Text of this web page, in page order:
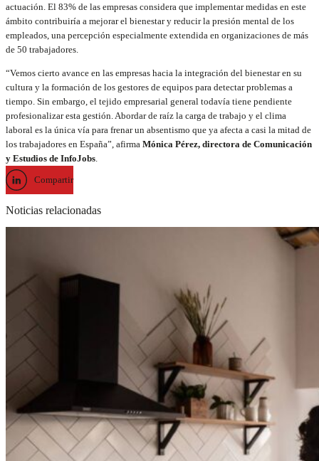
actuación. El 83% de las empresas considera que implementar medidas en este
ámbito contribuiría a mejorar el bienestar y reducir la presión mental de los
empleados, una percepción especialmente extendida en organizaciones de más
de 50 trabajadores.
“Vemos cierto avance en las empresas hacia la integración del bienestar en su
cultura y la formación de los gestores de equipos para detectar problemas a
tiempo. Sin embargo, el tejido empresarial general todavía tiene pendiente
profesionalizar esta gestión. Abordar de raíz la carga de trabajo y el clima
laboral es la única vía para frenar un absentismo que ya afecta a casi la mitad de
los trabajadores en España”, afirma Mónica Pérez, directora de Comunicación
y Estudios de InfoJobs
Compartir
Noticias relacionadas